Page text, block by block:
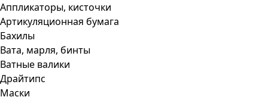
Аппликаторы, кисточки
Артикуляционная бумага
Бахилы
Вата, марля, бинты
Ватные валики
Драйтипс
Маски